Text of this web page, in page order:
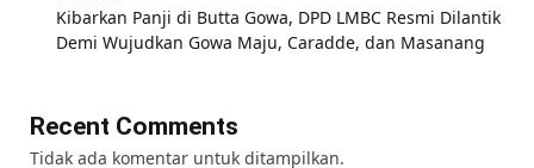
Kibarkan Panji di Butta Gowa, DPD LMBC Resmi Dilantik
Demi Wujudkan Gowa Maju, Caradde, dan Masanang
Recent Comments
Tidak ada komentar untuk ditampilkan.